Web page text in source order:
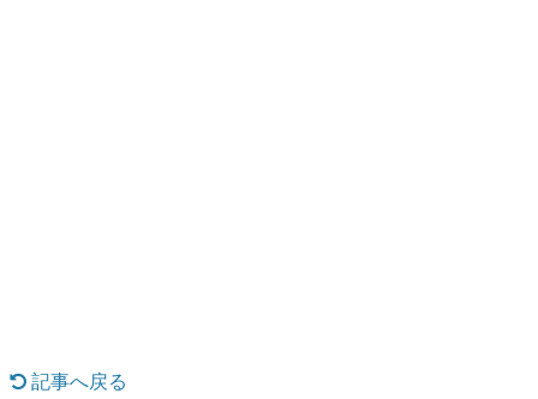
記事へ戻る